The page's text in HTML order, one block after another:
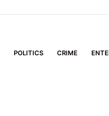
POLITICS CRIME